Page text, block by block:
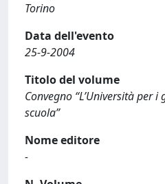
Torino
Data dell'evento
25-9-2004
Titolo del volume
Convegno “L’Università per
scuola”
Nome editore
-